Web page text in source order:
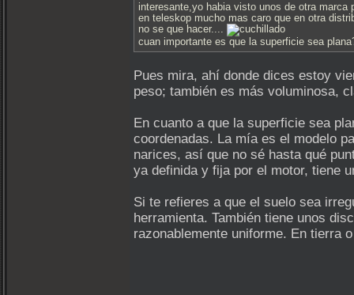
interesante,yo habia visto unos de otra marca
en teleskop mucho mas caro que en otra
no se que hacer....
cuan importante es que la superficie sea
Pues mira, ahí donde dices estoy
peso; también es más voluminosa,
En cuanto a que la superficie sea
coordenadas. La mía es el modelo
narices, así que no sé hasta qué
ya definida y fija por el motor, tiene
Si te refieres a que el suelo sea
herramienta. También tiene unos
razonablemente uniforme. En tierra